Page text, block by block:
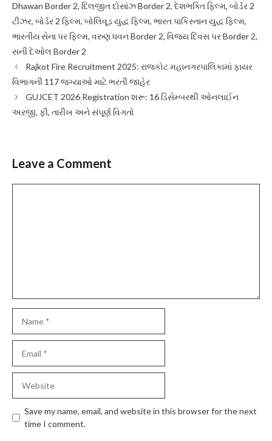
Dhawan Border 2, દિલજીત દોસાંઝ Border 2, દેશભક્તિ ફિલ્મ, બોર્ડર 2
ટીઝર, બોર્ડર 2 ફિલ્મ, બોલિવૂડ યુદ્ધ ફિલ્મ, ભારત પાકિસ્તાન યુદ્ધ ફિલ્મ,
ભારતીય સેના પર ફિલ્મ, વરુણ ધવન Border 2, વિજય દિવસ પર Border 2,
સની દેઓલ Border 2
Rajkot Fire Recruitment 2025: રાજકોટ મહાનગરપાલિકામાં ફાયર
વિભાગની 117 જગ્યાઓ માટે ભરતી જાહેર
GUJCET 2026 Registration શરૂ: 16 ડિસેમ્બરથી ઓનલાઈન
અરજી, ફી, તારીખ અને સંપૂર્ણ વિગતો
Leave a Comment
Save my name, email, and website in this browser for the next
time I comment.